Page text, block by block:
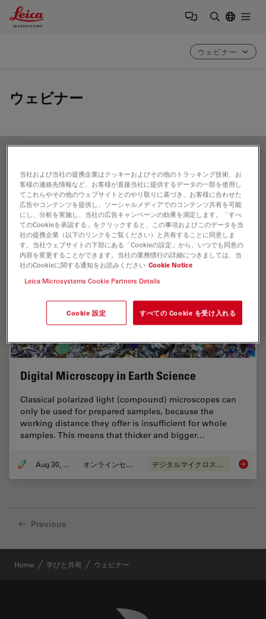
Leica Microsystems Logo
ウェビナー
ウェビナー
材料科学と分析
Digital Microscopy in Earth Science
Classical polarized light (compound) microscopes can
only be used for prepared samples, because the
working distance they offer is insufficient for whole
samples. This means that thicker and bigger…
Aug 30, 2017 オンラインセミナー デジタルマイクロスコープ Digital
Previous
Home 学びと共有 ウェビナー
Danaher Logo
当社および当社の提携企業はクッキーおよびその他のトラッキング技術、お
客様の連絡先情報など、お客様が直接当社に提供するデータの一部を使用し
てこれらやその他のウェブサイトとのやり取りに基づき、お客様に合わせた
広告やコンテンツを提供し、ソーシャルメディアでのコンテンツ共有を可能
にし、分析を実施し、当社の広告キャンペーンの効果を測定します。「すべ
てのCookieを承認する」をクリックすると、この事項およびこのデータを当
社の提携企業（以下のリンクをご覧ください）と共有することに同意しま
す。当社ウェブサイトの下部にある「Cookieの設定」から、いつでも同意の
内容を変更することができます。当社の業務慣行の詳細につきましては、当
社のCookieに関する通知をお読みください Cookie Notice
Leica Microsystems Cookie Partners Details
Cookie 設定 すべての Cookie を受け入れる